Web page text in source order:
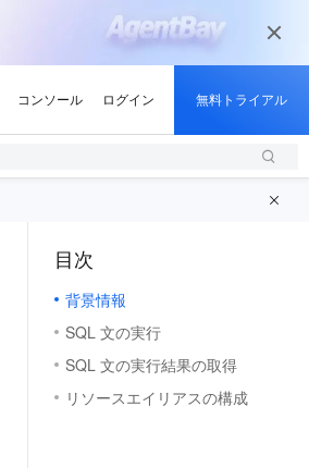
目次
背景情報
SQL 文の実行
SQL 文の実行結果の取得
リソースエイリアスの構成